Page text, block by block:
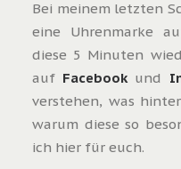
Bei meinem letzten
eine Uhrenmarke
diese 5 Minuten
auf Facebookund
verstehen, was
warum diese so
ich hier für euch.